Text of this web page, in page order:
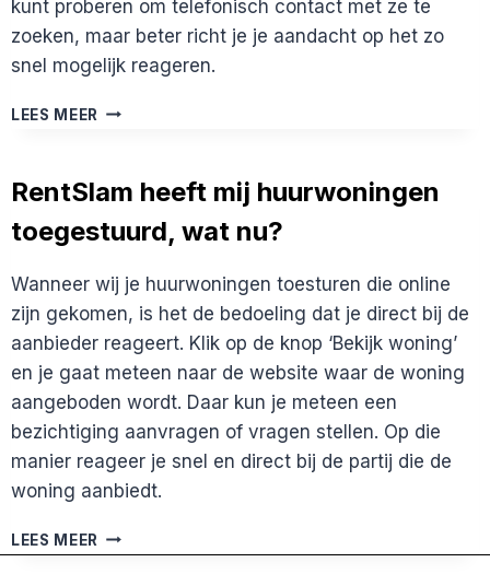
kunt proberen om telefonisch contact met ze te
zoeken, maar beter richt je je aandacht op het zo
snel mogelijk reageren.
LEES MEER IK
AANGEVRAAGD
MAAR
KRIJG
GEEN
WAT
DOE
IK
FOUT?
RentSlam heeft mij huurwoningen
toegestuurd, wat nu?
Wanneer wij je huurwoningen toesturen die online
zijn gekomen, is het de bedoeling dat je direct bij de
aanbieder reageert. Klik op de knop ‘Bekijk woning’
en je gaat meteen naar de website waar de woning
aangeboden wordt. Daar kun je meteen een
bezichtiging aanvragen of vragen stellen. Op die
manier reageer je snel en direct bij de partij die de
woning aanbiedt.
LEES MEER RENTSLAM
HEEFT